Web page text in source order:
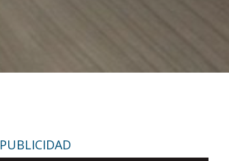
PUBLICIDAD